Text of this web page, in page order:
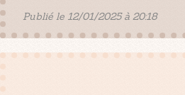
Publié le 12/01/2025 à 20:18